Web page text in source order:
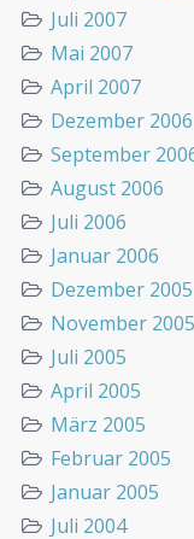
Juli 2007
Mai 2007
April 2007
Dezember 2006
September
August 2006
Juli 2006
Januar 2006
Dezember 2005
November 2005
Juli 2005
April 2005
März 2005
Februar 2005
Januar 2005
Juli 2004